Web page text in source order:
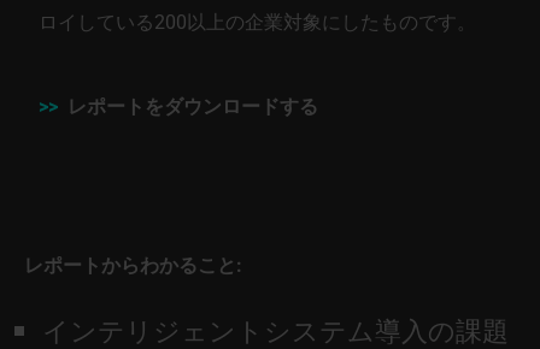
ロイしている200以上の企業対象にしたものです。
>> レポートをダウンロードする
レポートからわかること:
インテリジェントシステム導入の課題